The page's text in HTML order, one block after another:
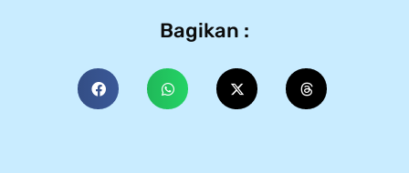
Bagikan :